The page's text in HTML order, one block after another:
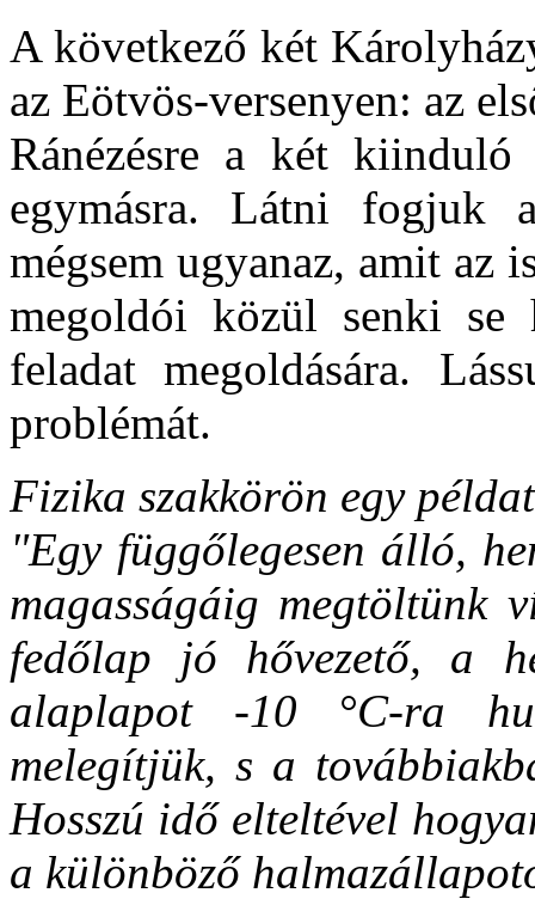
A következő két
az Eötvös-versenyen: az
Ránézésre a két kiinduló
egymásra. Látni fogjuk
mégsem ugyanaz, amit az
megoldói közül senki
feladat megoldására.
problémát.
Fizika szakkörön egy
"Egy függőlegesen álló,
magasságáig megtöltünk
fedőlap jó hővezető, a
alaplapot -10 °C-ra
melegítjük, s a
Hosszú idő elteltével
a különböző